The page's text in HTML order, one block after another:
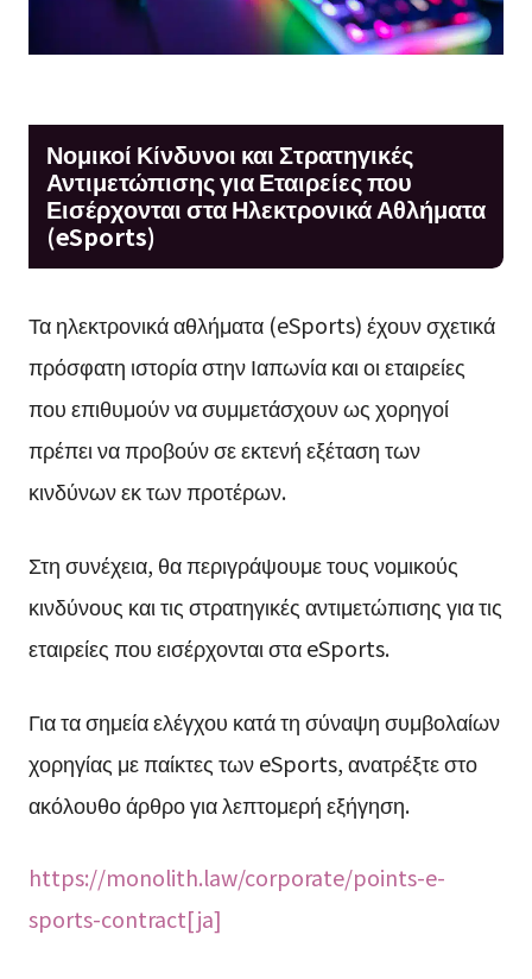
Νομικοί Κίνδυνοι και Στρατηγικές
Αντιμετώπισης για Εταιρείες που
Εισέρχονται στα Ηλεκτρονικά Αθλήματα
(eSports)
Τα ηλεκτρονικά αθλήματα (eSports) έχουν σχετικά
πρόσφατη ιστορία στην Ιαπωνία και οι εταιρείες
που επιθυμούν να συμμετάσχουν ως χορηγοί
πρέπει να προβούν σε εκτενή εξέταση των
κινδύνων εκ των προτέρων.
Στη συνέχεια, θα περιγράψουμε τους νομικούς
κινδύνους και τις στρατηγικές αντιμετώπισης για τις
εταιρείες που εισέρχονται στα eSports.
Για τα σημεία ελέγχου κατά τη σύναψη συμβολαίων
χορηγίας με παίκτες των eSports, ανατρέξτε στο
ακόλουθο άρθρο για λεπτομερή εξήγηση.
https://monolith.law/corporate/points-e-
sports-contract[ja]